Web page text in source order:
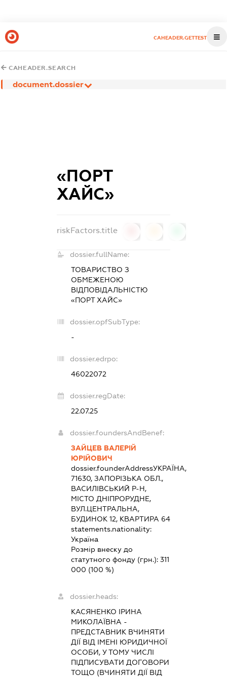
CAHEADER.GETTEST
CAHEADER.SEARCH
document.dossier
«ПОРТ
ХАЙС»
riskFactors.title
dossier.fullName:
ТОВАРИСТВО З
ОБМЕЖЕНОЮ
ВІДПОВІДАЛЬНІСТЮ
«ПОРТ ХАЙС»
dossier.opfSubType:
-
dossier.edrpo:
46022072
dossier.regDate:
22.07.25
dossier.foundersAndBenef:
ЗАЙЦЕВ ВАЛЕРІЙ
ЮРІЙОВИЧ
dossier.founderAddressУКРАЇНА,
71630, ЗАПОРІЗЬКА ОБЛ.,
ВАСИЛІВСЬКИЙ Р-Н,
МІСТО ДНІПРОРУДНЕ,
ВУЛ.ЦЕНТРАЛЬНА,
БУДИНОК 12, КВАРТИРА 64
statements.nationality:
Україна
Розмір внеску до
статутного фонду (грн.): 311
000 (100 %)
dossier.heads:
КАСЯНЕНКО ІРИНА
МИКОЛАЇВНА -
ПРЕДСТАВНИК ВЧИНЯТИ
ДІЇ ВІД ІМЕНІ ЮРИДИЧНОЇ
ОСОБИ, У ТОМУ ЧИСЛІ
ПІДПИСУВАТИ ДОГОВОРИ
ТОЩО (ВЧИНЯТИ ДІЇ ВІД